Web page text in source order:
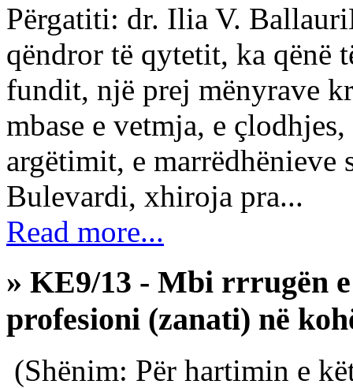
Përgatiti: dr. Ilia V.
qëndror të qytetit, ka qënë
fundit, një prej mënyrave
mbase e vetmja, e
argëtimit, e marrëdhënieve
Bulevardi, xhiroja pra...
Read more...
» KE9/13 - Mbi rrrugën
profesioni (zanati) në
(Shënim: Për hartimin e